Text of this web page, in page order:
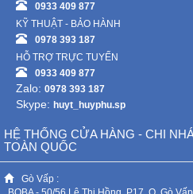
0933 409 877
KỸ THUẬT - BẢO HÀNH
0978 393 187
HỖ TRỢ TRỰC TUYẾN
0933 409 877
Zalo: 0978 393 187
Skype: huyt_huyphu.sp
HỆ THỐNG CỬA HÀNG - CHI
TOÀN QUỐC
Gò Vấp :